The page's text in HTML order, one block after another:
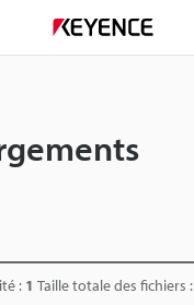
: 1 Taille totale des fichiers :